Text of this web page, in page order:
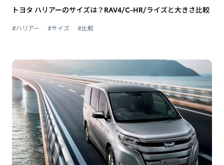
トヨタ ハリアーのサイズは？RAV4/C-HR/ライズと大きさ比較
#ハリアー #サイズ #比較